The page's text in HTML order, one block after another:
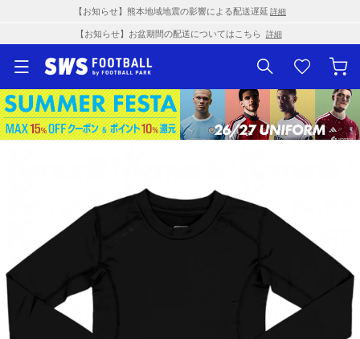
【お知らせ】熊本地域地震の影響による配送遅延 詳細
【お知らせ】お盆期間の配送についてはこちら 詳細